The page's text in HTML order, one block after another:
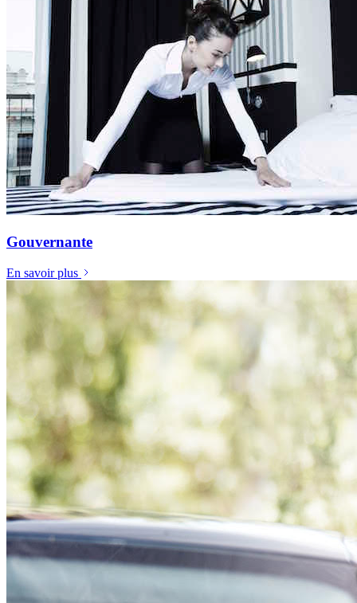
Gouvernante
En savoir plus